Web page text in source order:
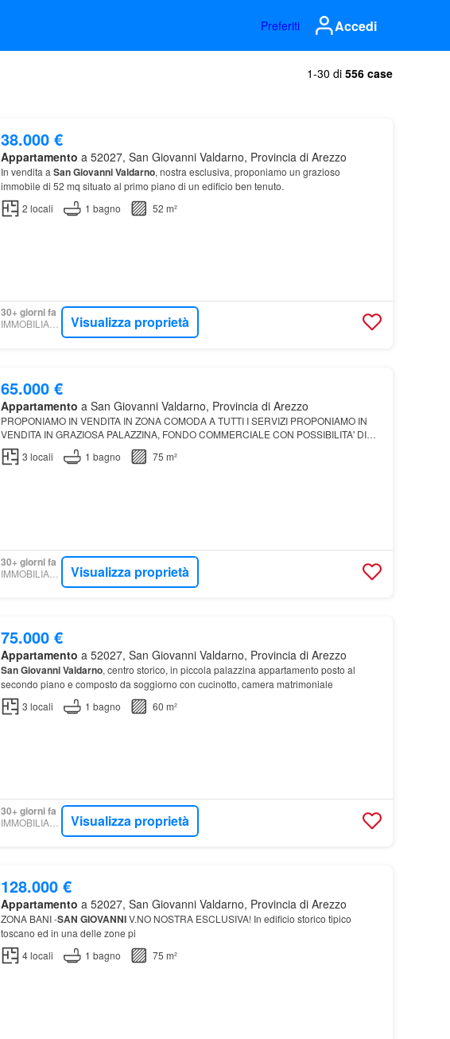
Preferiti Accedi
1-30 di 556 case
38.000 €
Appartamento a 52027, San Giovanni Valdarno, Provincia di Arezzo
In vendita a SanGiovanniValdarno, nostra esclusiva, proponiamo un grazioso
immobile di 52 mq situato al primo piano di un edificio ben tenuto.
2 locali 1 bagno 52 m²
30+ giorni fa
IMMOBILIARE.IT Visualizza proprietà
65.000 €
Appartamento a San Giovanni Valdarno, Provincia di Arezzo
PROPONIAMO IN VENDITA IN ZONA COMODA A TUTTI I SERVIZI PROPONIAMO IN
VENDITA IN GRAZIOSA PALAZZINA, FONDO COMMERCIALE CON POSSIBILITA' DI
CAMBIO DI DESTINAZIONE D'USO A CIVILE ABITAZIONE, L' INVEST
3 locali 1 bagno 75 m²
30+ giorni fa
IMMOBILIARE.IT Visualizza proprietà
75.000 €
Appartamento a 52027, San Giovanni Valdarno, Provincia di Arezzo
SanGiovanniValdarno, centro storico, in piccola palazzina appartamento posto al
secondo piano e composto da soggiorno con cucinotto, camera matrimoniale
3 locali 1 bagno 60 m²
30+ giorni fa
IMMOBILIARE.IT Visualizza proprietà
128.000 €
Appartamento a 52027, San Giovanni Valdarno, Provincia di Arezzo
ZONA BANI -SAN GIOVANNIV.NO NOSTRA ESCLUSIVA! In edificio storico tipico
toscano ed in una delle zone pi
4locali 1 bagno 75 m²